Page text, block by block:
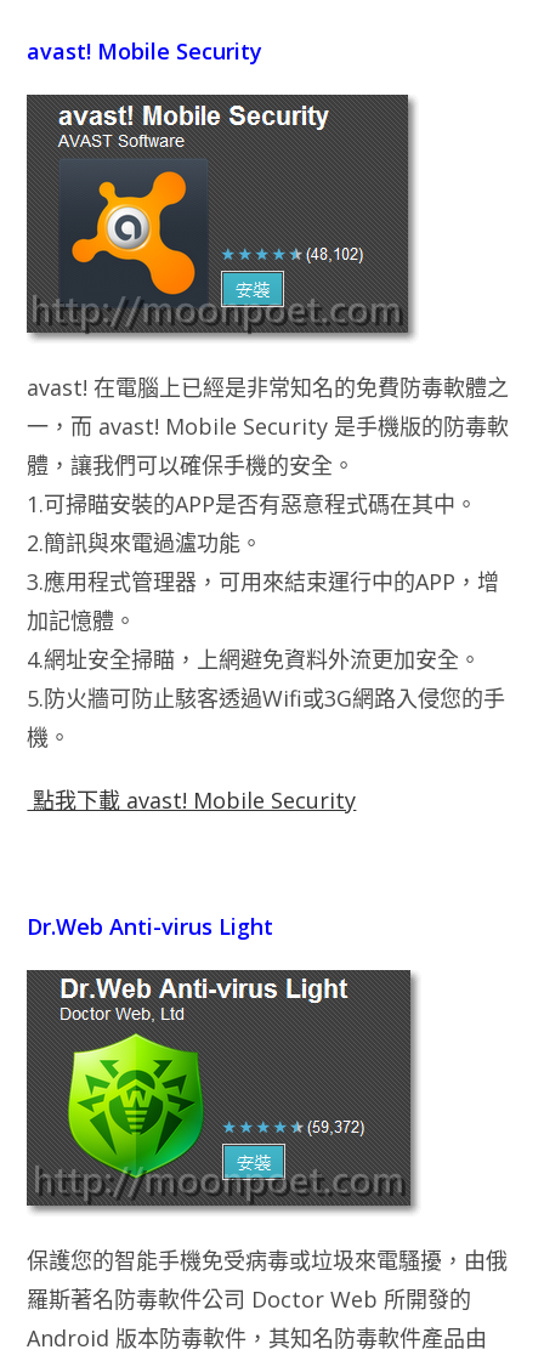
avast! Mobile Security
avast! 在電腦上已經是非常知名的免費防毒軟體之
一，而 avast! Mobile Security 是手機版的防毒軟
體，讓我們可以確保手機的安全。
1.可掃瞄安裝的APP是否有惡意程式碼在其中。
2.簡訊與來電過瀘功能。
3.應用程式管理器，可用來結束運行中的APP，增
加記憶體。
4.網址安全掃瞄，上網避免資料外流更加安全。
5.防火牆可防止駭客透過Wifi或3G網路入侵您的手
機。
點我下載 avast! Mobile Security
Dr.Web Anti-virus Light
保護您的智能手機免受病毒或垃圾來電騷擾，由俄
羅斯著名防毒軟件公司 Doctor Web 所開發的
Android 版本防毒軟件，其知名防毒軟件產品由